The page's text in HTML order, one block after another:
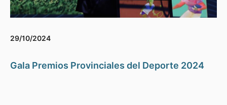
29/10/2024
Gala Premios Provinciales del Deporte 2024